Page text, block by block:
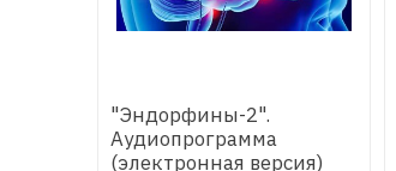
"Эндорфины-2".
Аудиопрограмма
(электронная версия)